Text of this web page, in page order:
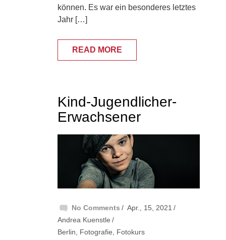
können. Es war ein besonderes letztes
Jahr […]
READ MORE
Kind-Jugendlicher-
Erwachsener
No Comments
Apr., 15, 2021
Andrea Kuenstle
Berlin
Fotografie Fotokurs